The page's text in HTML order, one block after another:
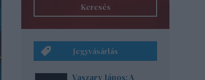
Keresés
Jegyvásárlás
Vaszary János: A